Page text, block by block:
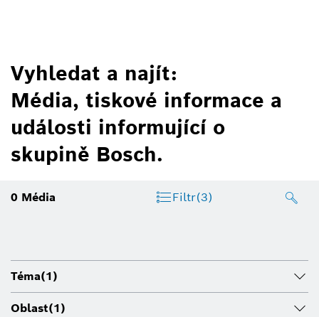
Vyhledat a najít:
Média, tiskové informace a
události informující o
skupině Bosch.
0 Média Filtr(3)
Téma(1)
Oblast(1)